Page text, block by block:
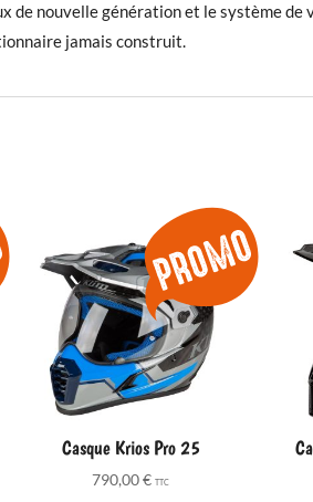
de nouvelle génération et le système
jamais construit.
Casque Krios Pro 25
790,00€ TTC